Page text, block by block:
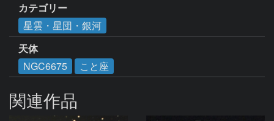
カテゴリー
星雲・星団・銀河
天体
NGC6675
こと座
関連作品